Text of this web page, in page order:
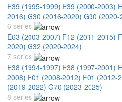
E39 (1995-1999) E39 (2000-2003)
2016) G30 (2016-2020) G30 (2020-
6 series
E63 (2003-2007) F12 (2011-2015)
2020) G32 (2020-2024)
7 series
E38 (1994-1997) E38 (1997-2001)
2008) F01 (2008-2012) F01 (2012-
(2019-2022) G70 (2023-2025)
8 series